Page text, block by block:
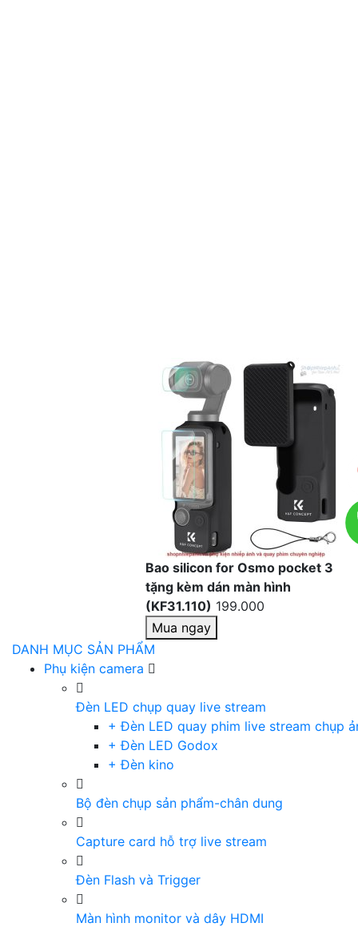
Bao silicon for Osmo pocket 3
tặng kèm dán màn hình
(KF31.110) 199.000
Mua ngay
DANH MỤC SẢN PHẨM
Phụ kiện camera
Đèn LED chụp quay live stream
+ Đèn LED quay phim live stream chụp
+ Đèn LED Godox
+ Đèn kino
Bộ đèn chụp sản phẩm-chân dung
Capture card hỗ trợ live stream
Đèn Flash và Trigger
Màn hình monitor và dây HDMI